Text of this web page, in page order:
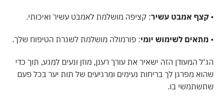
אמבט עשיר: קציפה מושלמת לאמבט עשיר ואיכותי.
לשימוש יומי : פורמולה מושלמת לשגרת הטיפוח שלך.
המעודן הזה ישאיר את עורך רענן, מוזן ונעים למגע, תוך כדי
מפרגן לך בריחות נעימים ומרגיעים של תות יער בכל פעם
בו.